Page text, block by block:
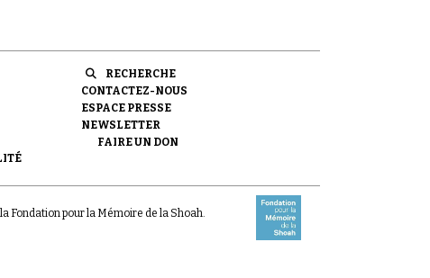
RECHERCHE
CONTACTEZ-NOUS
ESPACE PRESSE
NEWSLETTER
FAIRE UN DON
Fondation pour la Mémoire de la Shoah.